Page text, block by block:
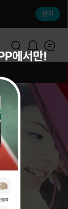
받기